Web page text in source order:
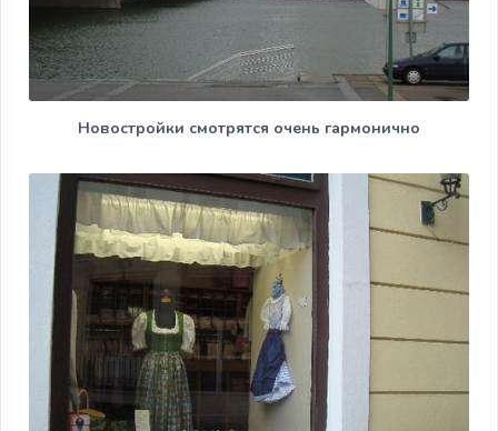
Новостройки смотрятся очень гармонично